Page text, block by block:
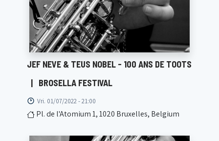
JEF NEVE & TEUS NOBEL - 100 ANS DE TOOTS
| BROSELLA FESTIVAL
Vri. 01/07/2022 - 21:00
Pl. de l'Atomium 1, 1020 Bruxelles, Belgium